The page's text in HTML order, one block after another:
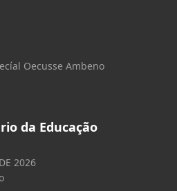
Oecusse Ambeno
da Educação
2026